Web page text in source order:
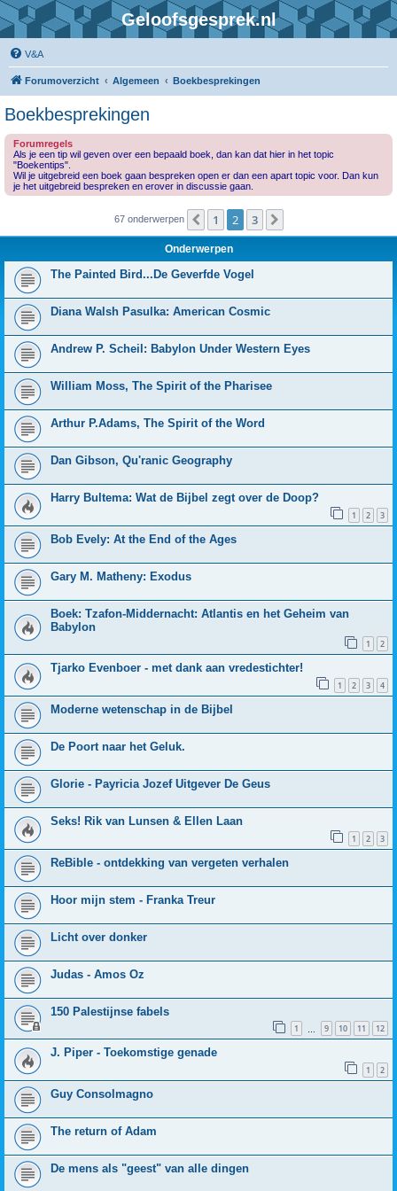
Geloofsgesprek.nl
V&A
Forumoverzicht Algemeen Boekbesprekingen
Boekbesprekingen
Forumregels
Als je een tip wil geven over een bepaald boek, dan kan dat hier in het topic
"Boekentips".
Wil je uitgebreid een boek gaan bespreken open er dan een apart topic voor. Dan kun
je het uitgebreid bespreken en erover in discussie gaan.
67 onderwerpen Vorige
1 2 3
Onderwerpen
The Painted Bird...De Geverfde Vogel
Diana Walsh Pasulka: American Cosmic
Andrew P. Scheil: Babylon Under Western Eyes
William Moss, The Spirit of the Pharisee
Arthur P.Adams, The Spirit of the Word
Dan Gibson, Qu'ranic Geography
Harry Bultema: Wat de Bijbel zegt over de Doop?
1 2 3
Bob Evely: At the End of the Ages
Gary M. Matheny: Exodus
Boek: Tzafon-Middernacht: Atlantis en het Geheim van
Babylon
1 2
Tjarko Evenboer - met dank aan vredestichter!
1 2 3 4
Moderne wetenschap in de Bijbel
De Poort naar het Geluk.
Glorie - Payricia Jozef Uitgever De Geus
Seks! Rik van Lunsen & Ellen Laan
1 2 3
ReBible - ontdekking van vergeten verhalen
Hoor mijn stem - Franka Treur
Licht over donker
Judas - Amos Oz
150 Palestijnse fabels
1 9 10 11 12
J. Piper - Toekomstige genade
1 2
Guy Consolmagno
The return of Adam
De mens als "geest" van alle dingen